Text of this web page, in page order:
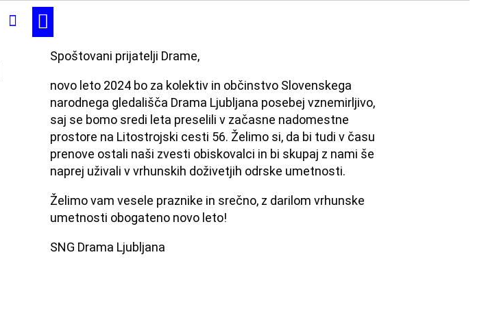
Spoštovani prijatelji Drame,
novo leto 2024 bo za kolektiv in občinstvo Slovenskega
narodnega gledališča Drama Ljubljana posebej vznemirljivo,
saj se bomo sredi leta preselili v začasne nadomestne
prostore na Litostrojski cesti 56. Želimo si, da bi tudi v času
prenove ostali naši zvesti obiskovalci in bi skupaj z nami še
naprej uživali v vrhunskih doživetjih odrske umetnosti.
Želimo vam vesele praznike in srečno, z darilom vrhunske
umetnosti obogateno novo leto!
SNG Drama Ljubljana